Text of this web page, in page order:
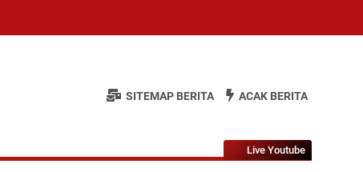
SITEMAP BERITA ACAK BERITA
Live Youtube